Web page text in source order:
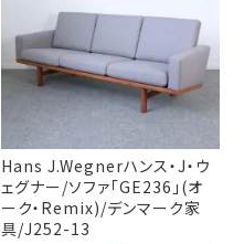
Hans J.Wegnerハンス・J・ウ
ェグナー/ソファ「GE236」(オ
ーク・Remix)/デンマーク家
具/J252-13